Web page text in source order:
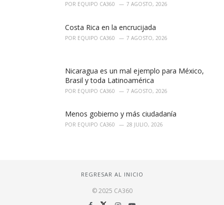
POR EQUIPO CA360 7 AGOSTO, 2026
Costa Rica en la encrucijada
POR EQUIPO CA360 7 AGOSTO, 2026
Nicaragua es un mal ejemplo para México,
Brasil y toda Latinoamérica
POR EQUIPO CA360 7 AGOSTO, 2026
Menos gobierno y más ciudadanía
POR EQUIPO CA360 28 JULIO, 2026
REGRESAR AL INICIO
© 2025 CA360